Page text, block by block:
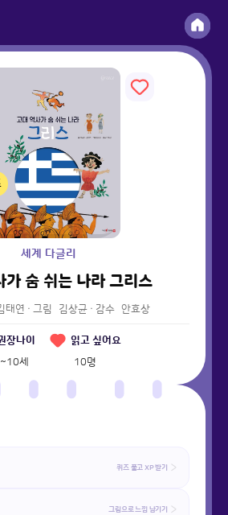
세계 다글리
가 숨 쉬는 나라 그리스
태연 · 그림 김상균 · 감수 안효상
장나이
세
읽고 싶어요
10명
퀴즈 풀고 XP 받기
그림으로 느낌 남기기